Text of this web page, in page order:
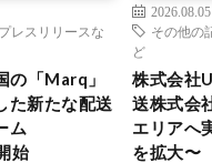
プレスリリースな
の「Marq」
た新たな配送
ム
始
2026.08.05
その他の
ど
株式会社
送株式会
エリアへ
を拡大〜